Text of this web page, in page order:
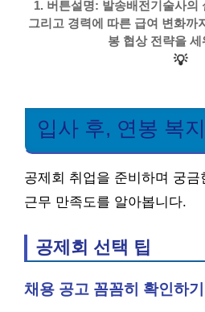
1. 버튼설명: 발송배전기술사의
그리고 경력에 따른 급여 변화까
봉 협상 전략을 세
💡
입사 후, 연봉 복
공제회 취업을 준비하며 궁금
근무 만족도를 알아봅니다.
공제회 선택 팁
채용 공고 꼼꼼히 확인하기